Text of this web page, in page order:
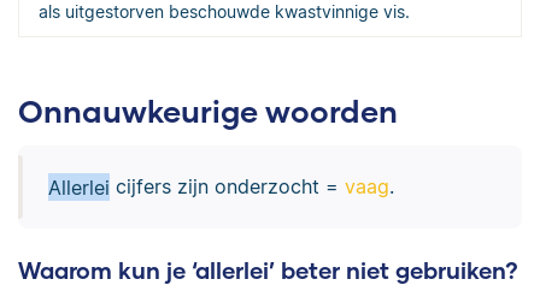
als uitgestorven beschouwde kwastvinnige vis.
Onnauwkeurige woorden
Allerlei cijfers zijn onderzocht = vaag.
Waarom kun je ‘allerlei’ beter niet gebruiken?